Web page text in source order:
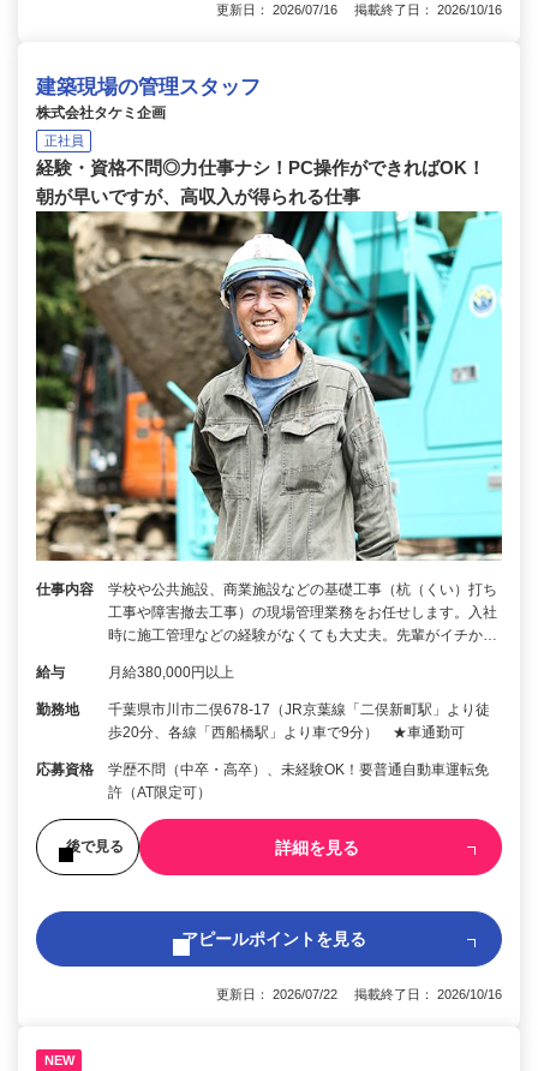
更新日： 2026/07/16 掲載終了日： 2026/10/16
建築現場の管理スタッフ
株式会社タケミ企画
正社員
経験・資格不問◎力仕事ナシ！PC操作ができればOK！
朝が早いですが、高収入が得られる仕事
仕事内容
学校や公共施設、商業施設などの基礎工事（杭（くい）打ち
工事や障害撤去工事）の現場管理業務をお任せします。入社
時に施工管理などの経験がなくても大丈夫。先輩がイチか…
給与 月給380,000円以上
勤務地
千葉県市川市二俣678-17（JR京葉線「二俣新町駅」より徒
歩20分、各線「西船橋駅」より車で9分） ★車通勤可
応募資格
学歴不問（中卒・高卒）、未経験OK！要普通自動車運転免
許（AT限定可）
後で見る 詳細を見る
アピールポイントを見る
更新日： 2026/07/22 掲載終了日： 2026/10/16
NEW